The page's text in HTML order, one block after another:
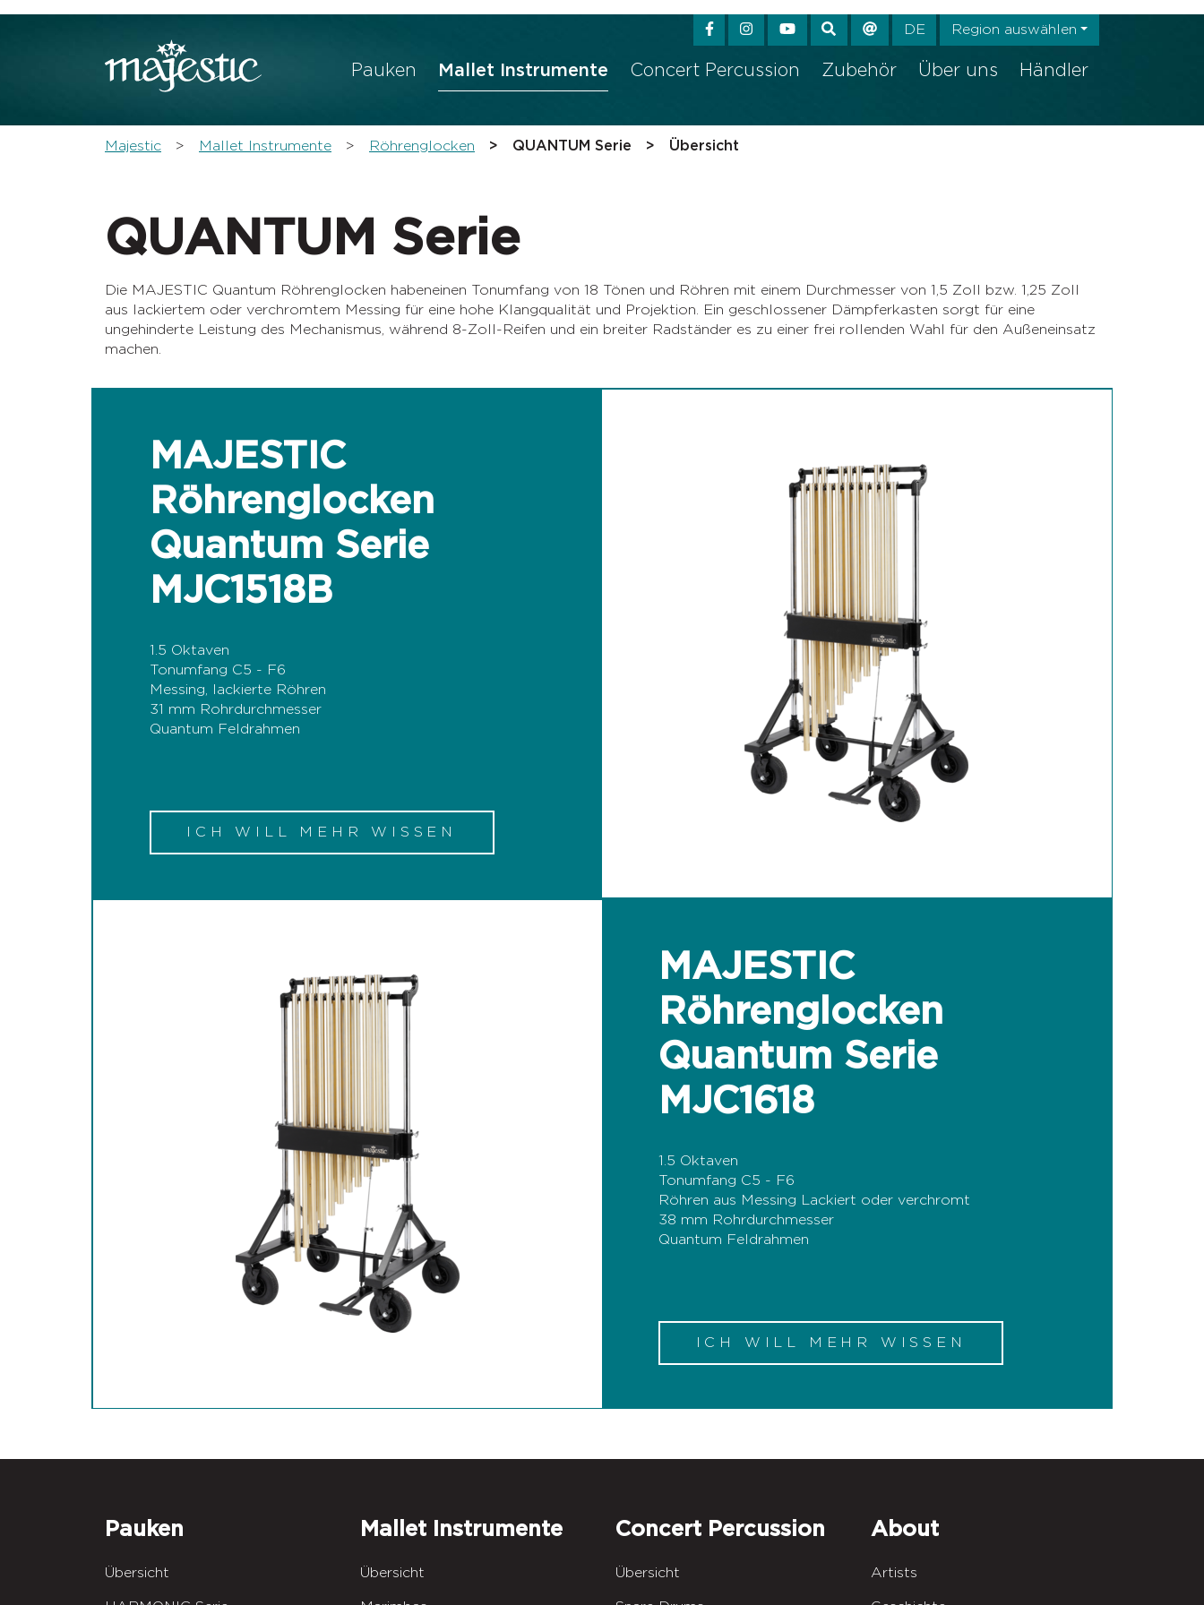
Pauken Mallet Instrumente Concert Percussion Zubehör Über uns Händler
DE Region auswählen
Majestic Mallet Instrumente Röhrenglocken QUANTUM Serie Übersicht
QUANTUM Serie
Die MAJESTIC Quantum Röhrenglocken haben einen Tonumfang von 18 Tönen und Röhren mit einem Durchmesser von 1,5 Zoll bzw. 1,25 Zoll
aus lackiertem oder verchromtem Messing für eine hohe Klangqualität und Projektion. Ein geschlossener Dämpferkasten sorgt für eine
ungehinderte Leistung des Mechanismus, während 8-Zoll-Reifen und ein breiter Radständer es zu einer frei rollenden Wahl für den Außeneinsatz
machen.
MAJESTIC
Röhrenglocken
Quantum Serie
MJC1518B
1.5 Oktaven
Tonumfang C5 - F6
Messing, lackierte Röhren
31 mm Rohrdurchmesser
Quantum Feldrahmen
ICH WILL MEHR WISSEN
MAJESTIC
Röhrenglocken
Quantum Serie
MJC1618
1.5 Oktaven
Tonumfang C5 - F6
Röhren aus Messing Lackiert oder verchromt
38 mm Rohrdurchmesser
Quantum Feldrahmen
ICH WILL MEHR WISSEN
Pauken
Übersicht
Mallet Instrumente
Übersicht
Concert Percussion
Übersicht
About
Artists